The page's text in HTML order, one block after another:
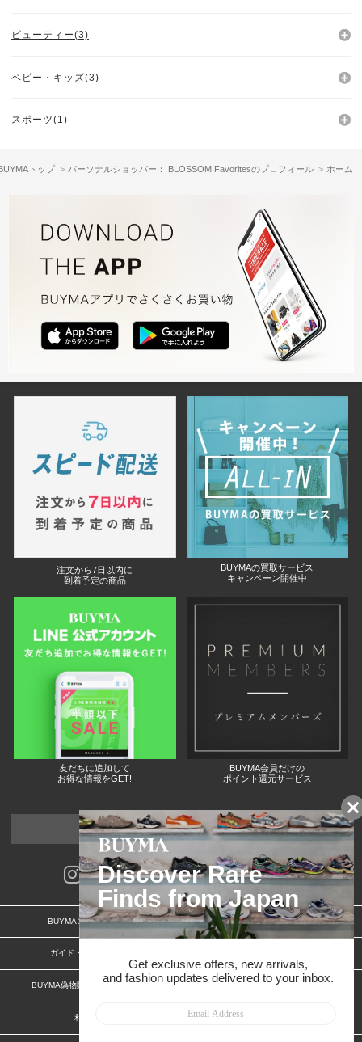
ビューティー(3)
ベビー・キッズ(3)
スポーツ(1)
トップ パーソナルショッパー： BLOSSOM Favoritesのプロフィール ホーム
注文から7日以内に
到着予定の商品
BUYMAの買取サービス
キャンペーン開催中
友だちに追加して
お得な情報をGET!
BUYMA会員だけの
ポイント還元サービス
ページトップへ
BUYMAスタートガイド 安心への取り組み
ガイド・お問い合わせ
BUYMA偽物販売防止の取り組み BUYMA CARD
利用規約